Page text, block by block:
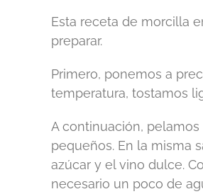
Esta receta de morcilla
preparar.
Primero, ponemos a
temperatura, tostamos
A continuación,
pequeños. En la misma
azúcar y el vino dulce.
necesario un poco de